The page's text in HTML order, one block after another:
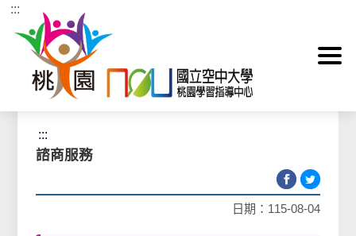
跳到主要內容區塊
:::
首頁 > 輔導資訊 諮商服務
:::
諮商服務
日期：115-08-04